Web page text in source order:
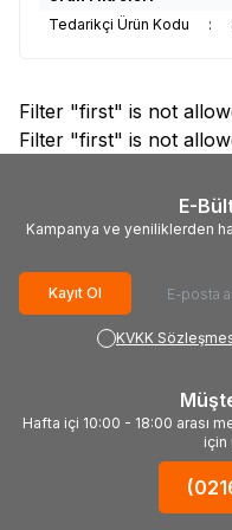
Tedarikçi Ürün Kodu
:
Filter "first" is not
Filter "first" is not
E-
Kampanya ve yeniliklerden
Kayıt Ol
KVKK
Hafta içi 10:00 - 18:00 arası
için